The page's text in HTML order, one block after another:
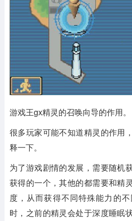
游戏王gx精灵的召唤向导的作用。
很多玩家可能不知道精灵的作用
释一下。
为了游戏剧情的发展，需要随机
获得的一个，其他的都需要和精
度，从而获得不同特殊能力的
时，之前的精灵会处于深度睡眠